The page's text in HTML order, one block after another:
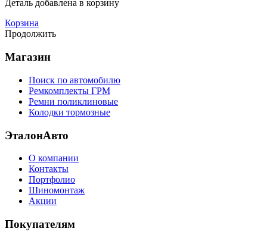
Деталь добавлена в корзину
Корзина
Продолжить
Магазин
Поиск по автомобилю
Ремкомплекты ГРМ
Ремни поликлиновые
Колодки тормозные
ЭталонАвто
О компании
Контакты
Портфолио
Шиномонтаж
Акции
Покупателям